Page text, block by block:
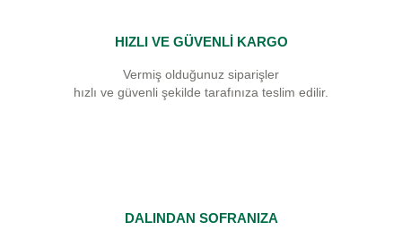
HIZLI VE GÜVENLİ KARGO
Vermiş olduğunuz siparişler
hızlı ve güvenli şekilde tarafınıza teslim edilir.
DALINDAN SOFRANIZA